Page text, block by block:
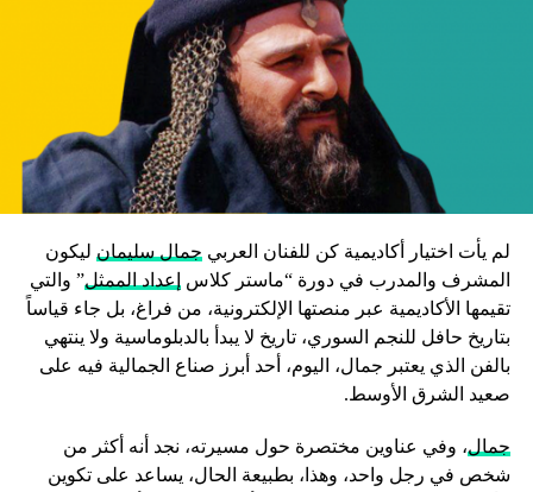
لم يأت اختيار أكاديمية كن للفنان العربي جمال سليمانليكون
المشرف والمدرب في دورة “ماستر كلاس إعداد الممثل” والتي
تقيمها الأكاديمية عبر منصتها الإلكترونية، من فراغ، بل جاء قياساً
بتاريخ حافل للنجم السوري، تاريخ لا يبدأ بالدبلوماسية ولا ينتهي
بالفن الذي يعتبر جمال، اليوم، أحد أبرز صناع الجمالية فيه على
صعيد الشرق الأوسط.
جمال، وفي عناوين مختصرة حول مسيرته، نجد أنه أكثر من
شخص في رجل واحد، وهذا، بطبيعة الحال، يساعد على تكوين